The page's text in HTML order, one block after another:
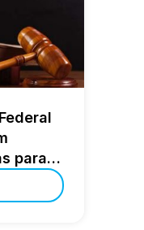
para a